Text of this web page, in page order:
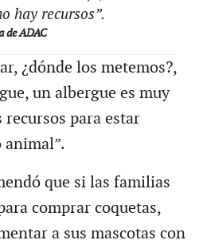
hay recursos”.
de ADAC
¿dónde los metemos?,
un albergue es muy
para estar
que si las familias
comprar coquetas,
a sus mascotas con